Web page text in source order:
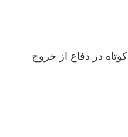
کوتاه در دفاع از خروج